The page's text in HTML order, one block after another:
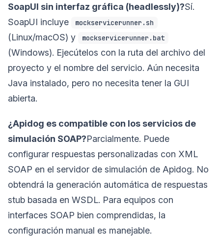
SoapUI sin interfaz gráfica (headlessly)?Sí.
SoapUI incluye
mockservicerunner.sh
(Linux/macOS) y mockservicerunner.bat
(Windows). Ejecútelos con la ruta del archivo del
proyecto y el nombre del servicio. Aún necesita
Java instalado, pero no necesita tener la GUI
abierta.
¿Apidog es compatible con los servicios de
simulación SOAP?Parcialmente. Puede
configurar respuestas personalizadas con XML
SOAP en el servidor de simulación de Apidog. No
obtendrá la generación automática de respuestas
stub basada en WSDL. Para equipos con
interfaces SOAP bien comprendidas, la
configuración manual es manejable.